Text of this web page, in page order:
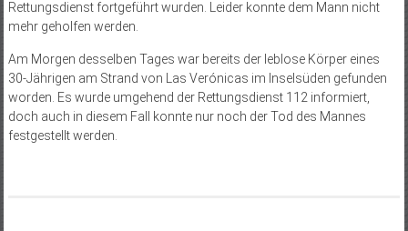
Rettungsdienst fortgeführt wurden. Leider konnte dem Mann nicht
mehr geholfen werden.
Am Morgen desselben Tages war bereits der leblose Körper eines
30-Jährigen am Strand von Las Verónicas im Inselsüden gefunden
worden. Es wurde umgehend der Rettungsdienst 112 informiert,
doch auch in diesem Fall konnte nur noch der Tod des Mannes
festgestellt werden.